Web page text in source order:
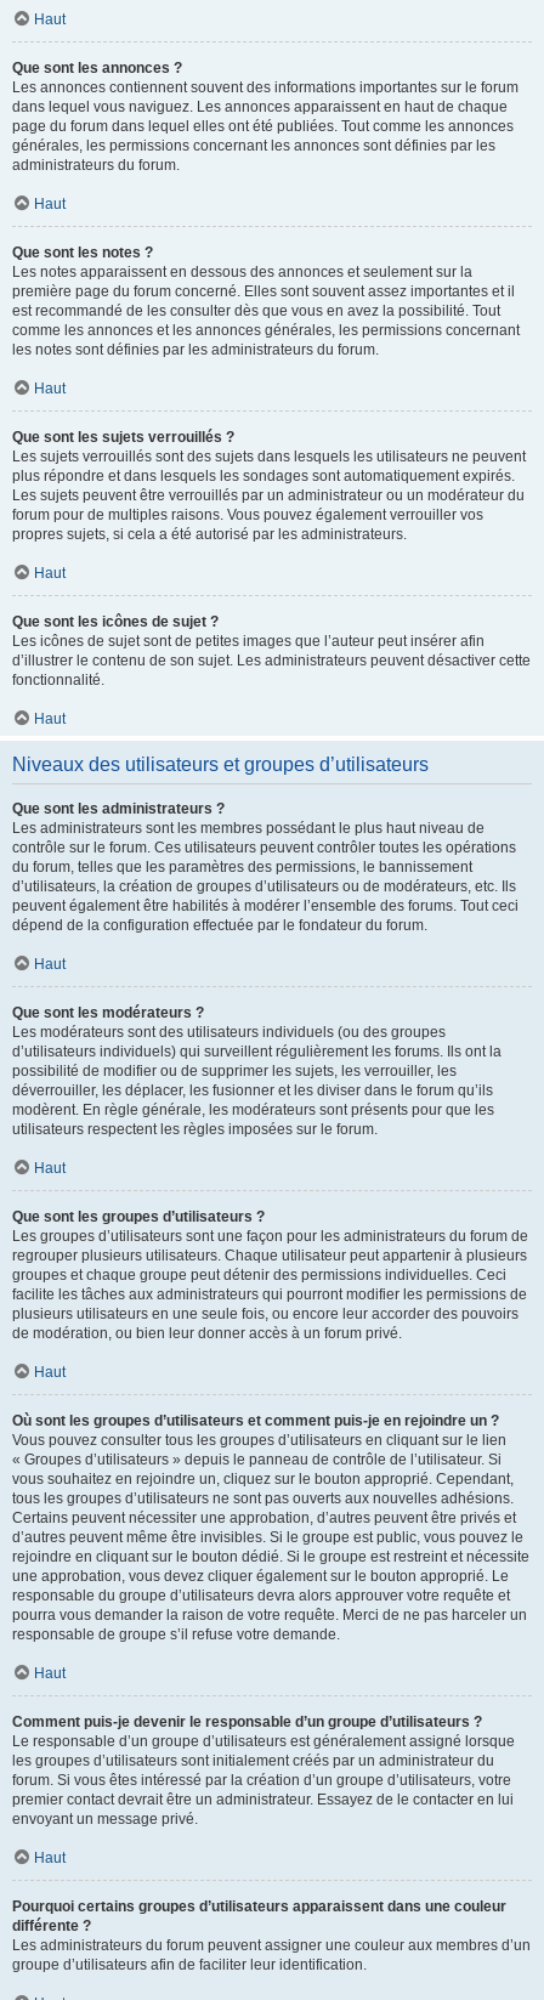
Haut
Que sont les annonces ?
Les annonces contiennent souvent des informations importantes sur le forum
dans lequel vous naviguez. Les annonces apparaissent en haut de chaque
page du forum dans lequel elles ont été publiées. Tout comme les annonces
générales, les permissions concernant les annonces sont définies par les
administrateurs du forum.
Haut
Que sont les notes ?
Les notes apparaissent en dessous des annonces et seulement sur la
première page du forum concerné. Elles sont souvent assez importantes et il
est recommandé de les consulter dès que vous en avez la possibilité. Tout
comme les annonces et les annonces générales, les permissions concernant
les notes sont définies par les administrateurs du forum.
Haut
Que sont les sujets verrouillés ?
Les sujets verrouillés sont des sujets dans lesquels les utilisateurs ne peuvent
plus répondre et dans lesquels les sondages sont automatiquement expirés.
Les sujets peuvent être verrouillés par un administrateur ou un modérateur du
forum pour de multiples raisons. Vous pouvez également verrouiller vos
propres sujets, si cela a été autorisé par les administrateurs.
Haut
Que sont les icônes de sujet ?
Les icônes de sujet sont de petites images que l’auteur peut insérer afin
d’illustrer le contenu de son sujet. Les administrateurs peuvent désactiver cette
fonctionnalité.
Haut
Niveaux des utilisateurs et groupes d’utilisateurs
Que sont les administrateurs ?
Les administrateurs sont les membres possédant le plus haut niveau de
contrôle sur le forum. Ces utilisateurs peuvent contrôler toutes les opérations
du forum, telles que les paramètres des permissions, le bannissement
d’utilisateurs, la création de groupes d’utilisateurs ou de modérateurs, etc. Ils
peuvent également être habilités à modérer l’ensemble des forums. Tout ceci
dépend de la configuration effectuée par le fondateur du forum.
Haut
Que sont les modérateurs ?
Les modérateurs sont des utilisateurs individuels (ou des groupes
d’utilisateurs individuels) qui surveillent régulièrement les forums. Ils ont la
possibilité de modifier ou de supprimer les sujets, les verrouiller, les
déverrouiller, les déplacer, les fusionner et les diviser dans le forum qu’ils
modèrent. En règle générale, les modérateurs sont présents pour que les
utilisateurs respectent les règles imposées sur le forum.
Haut
Que sont les groupes d’utilisateurs ?
Les groupes d’utilisateurs sont une façon pour les administrateurs du forum de
regrouper plusieurs utilisateurs. Chaque utilisateur peut appartenir à plusieurs
groupes et chaque groupe peut détenir des permissions individuelles. Ceci
facilite les tâches aux administrateurs qui pourront modifier les permissions de
plusieurs utilisateurs en une seule fois, ou encore leur accorder des pouvoirs
de modération, ou bien leur donner accès à un forum privé.
Haut
Où sont les groupes d’utilisateurs et comment puis-je en rejoindre un ?
Vous pouvez consulter tous les groupes d’utilisateurs en cliquant sur le lien
« Groupes d’utilisateurs » depuis le panneau de contrôle de l’utilisateur. Si
vous souhaitez en rejoindre un, cliquez sur le bouton approprié. Cependant,
tous les groupes d’utilisateurs ne sont pas ouverts aux nouvelles adhésions.
Certains peuvent nécessiter une approbation, d’autres peuvent être privés et
d’autres peuvent même être invisibles. Si le groupe est public, vous pouvez le
rejoindre en cliquant sur le bouton dédié. Si le groupe est restreint et nécessite
une approbation, vous devez cliquer également sur le bouton approprié. Le
responsable du groupe d’utilisateurs devra alors approuver votre requête et
pourra vous demander la raison de votre requête. Merci de ne pas harceler un
responsable de groupe s’il refuse votre demande.
Haut
Comment puis-je devenir le responsable d’un groupe d’utilisateurs ?
Le responsable d’un groupe d’utilisateurs est généralement assigné lorsque
les groupes d’utilisateurs sont initialement créés par un administrateur du
forum. Si vous êtes intéressé par la création d’un groupe d’utilisateurs, votre
premier contact devrait être un administrateur. Essayez de le contacter en lui
envoyant un message privé.
Haut
Pourquoi certains groupes d’utilisateurs apparaissent dans une couleur
différente ?
Les administrateurs du forum peuvent assigner une couleur aux membres d’un
groupe d’utilisateurs afin de faciliter leur identification.